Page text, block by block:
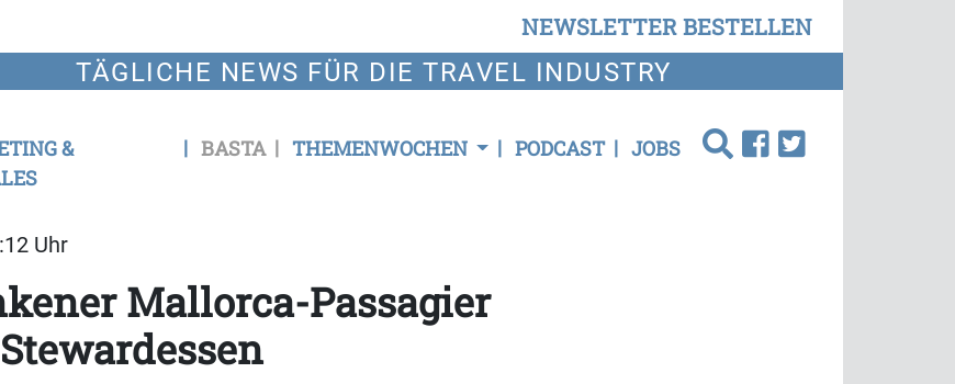
NEWSLETTER BESTELLEN
TÄGLICHE NEWS FÜR DIE TRAVEL INDUSTRY
&
BASTA THEMENWOCHEN PODCAST JOBS
Uhr
Mallorca-Passagier